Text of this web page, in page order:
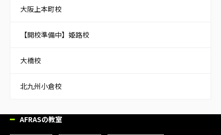
大阪上本町校
【開校準備中】姫路校
大橋校
北九州小倉校
AFRASの教室